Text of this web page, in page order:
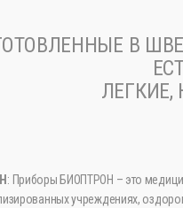
В
: Приборы БИОПТРОН – это
учреждениях,